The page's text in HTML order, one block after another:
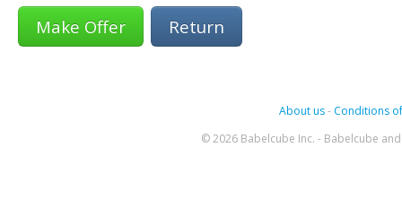
Return
About us- Conditions
© 2026 Babelcube Inc. - Babelcube